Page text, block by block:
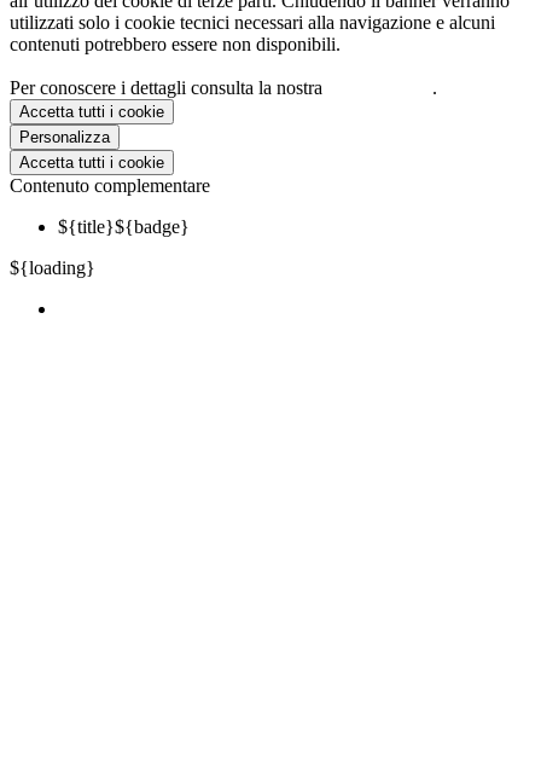
utilizzati solo i cookie tecnici necessari alla navigazione e alcuni
contenuti potrebbero essere non disponibili.
Per conoscere i dettagli consulta la nostra .
Accetta tutti i cookie
Personalizza
Accetta tutti i cookie
Contenuto complementare
${title}${badge}
${loading}